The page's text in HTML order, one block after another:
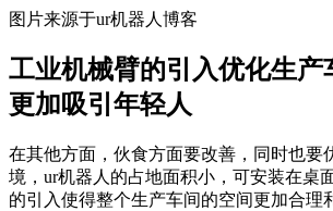
图片来源于ur机器人博客
工业机械臂的引入优化生产
更加吸引年轻人
在其他方面，伙食方面要改善，同时也要
境，ur机器人的占地面积小，可安装在桌
的引入使得整个生产车间的空间更加合理